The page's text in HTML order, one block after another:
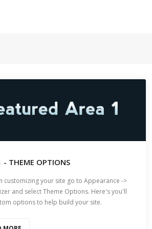
- THEME OPTIONS
customizing your site go to Appearance ->
and select Theme Options. Here's you'll
options to help build your site.